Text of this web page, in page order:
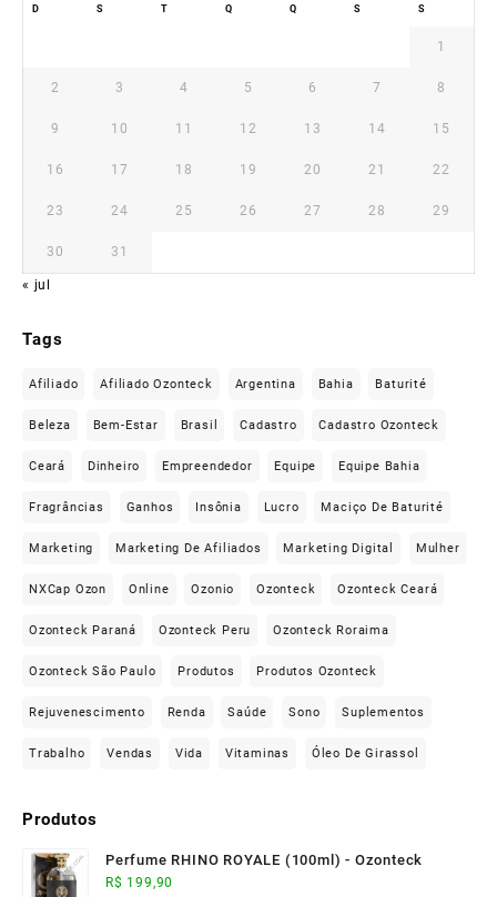
D S T Q Q S S
1
2 3 4 5 6 7 8
9 10 11 12 13 14 15
16 17 18 19 20 21 22
23 24 25 26 27 28 29
30 31
« jul
Tags
Afiliado Afiliado Ozonteck Argentina Bahia Baturité
Beleza Bem-Estar Brasil Cadastro Cadastro Ozonteck
Ceará Dinheiro Empreendedor Equipe Equipe Bahia
Fragrâncias Ganhos Insônia Lucro Maciço De Baturité
Marketing Marketing De Afiliados Marketing Digital Mulher
NXCap Ozon Online Ozonio Ozonteck Ozonteck Ceará
Ozonteck Paraná Ozonteck Peru Ozonteck Roraima
Ozonteck São Paulo Produtos Produtos Ozonteck
Rejuvenescimento Renda Saúde Sono Suplementos
Trabalho Vendas Vida Vitaminas Óleo De Girassol
Produtos
Perfume RHINO ROYALE (100ml) - Ozonteck
R$ 199,90